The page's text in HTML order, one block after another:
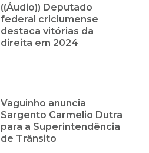
((Áudio)) Deputado
federal criciumense
destaca vitórias da
direita em 2024
Vaguinho anuncia
Sargento Carmelio Dutra
para a Superintendência
de Trânsito